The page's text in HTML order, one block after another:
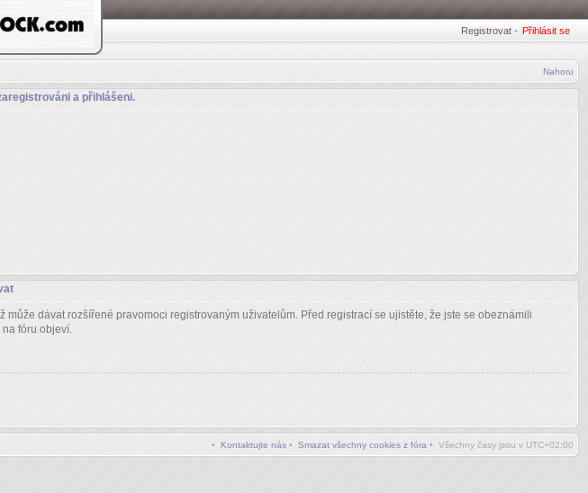
Registrovat • Přihlásit se
Nahoru
a přihlášeni.
dávat rozšířené pravomoci registrovaným uživatelům. Před registrací se ujistěte, že jste se obeznámili
fóru objeví.
• Všechny časy jsou v UTC+02:00
• Smazat všechny cookies z fóra
• Kontaktujte nás